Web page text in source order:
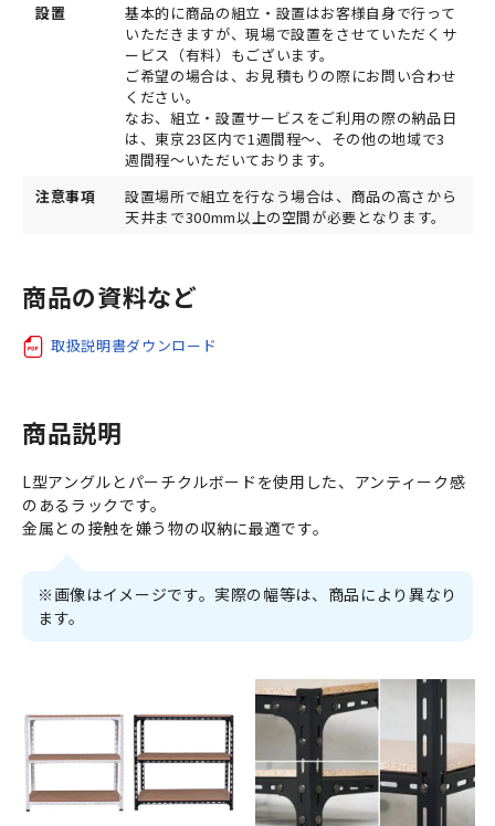
設置
基本的に商品の組立・設置はお客様自身で行って
いただきますが、現場で設置をさせていただくサ
ービス（有料）もございます。
ご希望の場合は、お見積もりの際にお問い合わせ
ください。
なお、組立・設置サービスをご利用の際の納品日
は、東京23区内で1週間程～、その他の地域で3
週間程～いただいております。
注意事項
設置場所で組立を行なう場合は、商品の高さから
天井まで300mm以上の空間が必要となります。
商品の資料など
取扱説明書ダウンロード
商品説明
L型アングルとパーチクルボードを使用した、アンティーク感
のあるラックです。
金属との接触を嫌う物の収納に最適です。
※画像はイメージです。実際の幅等は、商品により異なり
ます。